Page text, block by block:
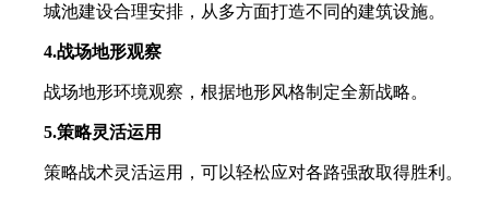
城池建设合理安排，从多方面打造不同的建筑设施。
4.战场地形观察
战场地形环境观察，根据地形风格制定全新战略。
5.策略灵活运用
策略战术灵活运用，可以轻松应对各路强敌取得胜利。